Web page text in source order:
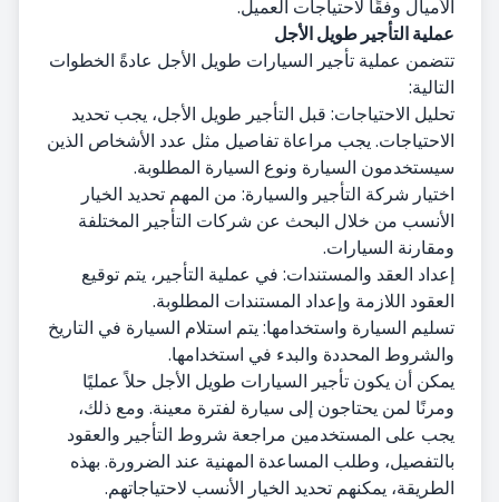
الأميال وفقًا لاحتياجات العميل.
عملية التأجير طويل الأجل
تتضمن عملية تأجير السيارات طويل الأجل عادةً الخطوات
التالية:
تحليل الاحتياجات: قبل التأجير طويل الأجل، يجب تحديد
الاحتياجات. يجب مراعاة تفاصيل مثل عدد الأشخاص الذين
سيستخدمون السيارة ونوع السيارة المطلوبة.
اختيار شركة التأجير والسيارة: من المهم تحديد الخيار
الأنسب من خلال البحث عن شركات التأجير المختلفة
ومقارنة السيارات.
إعداد العقد والمستندات: في عملية التأجير، يتم توقيع
العقود اللازمة وإعداد المستندات المطلوبة.
تسليم السيارة واستخدامها: يتم استلام السيارة في التاريخ
والشروط المحددة والبدء في استخدامها.
يمكن أن يكون تأجير السيارات طويل الأجل حلاً عمليًا
ومرنًا لمن يحتاجون إلى سيارة لفترة معينة. ومع ذلك،
يجب على المستخدمين مراجعة شروط التأجير والعقود
بالتفصيل، وطلب المساعدة المهنية عند الضرورة. بهذه
الطريقة، يمكنهم تحديد الخيار الأنسب لاحتياجاتهم.